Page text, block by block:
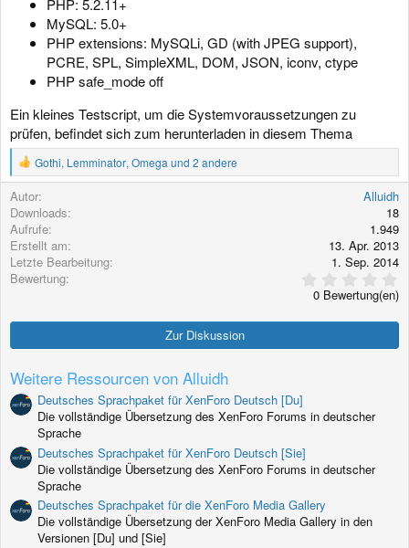
PHP: 5.2.11+
MySQL: 5.0+
PHP extensions: MySQLi, GD (with JPEG support),
PCRE, SPL, SimpleXML, DOM, JSON, iconv, ctype
PHP safe_mode off
Ein kleines Testscript, um die Systemvoraussetzungen zu
prüfen, befindet sich zum herunterladen in diesem Thema
R
e
k
t
i
o
n
e
Gothi, Lemminator, Omega und 2 andere
Autor
Alluidh
Downloads
18
Aufrufe
1.949
Erstellt am
13. Apr. 2013
Letzte Bearbeitung
1. Sep. 2014
Bewertung
,
0
t
0 Bewertung(en)
Zur Diskussion
Weitere Ressourcen von Alluidh
Deutsches Sprachpaket für XenForo Deutsch [Du]
Die vollständige Übersetzung des XenForo Forums in deutscher
Sprache
Deutsches Sprachpaket für XenForo Deutsch [Sie]
Die vollständige Übersetzung des XenForo Forums in deutscher
Sprache
Deutsches Sprachpaket für die XenForo Media Gallery
Die vollständige Übersetzung der XenForo Media Gallery in den
Versionen [Du] und [Sie]